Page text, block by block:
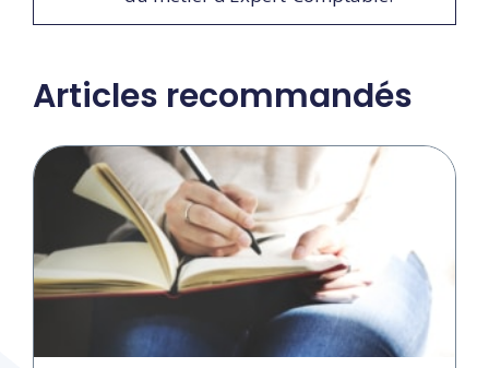
Articles recommandés